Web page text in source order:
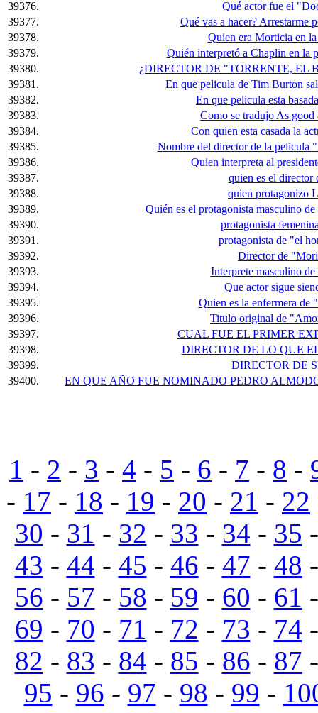
39376.
Qué actor fue el
39377.
Qué vas a hacer? Arrestarme
39378.
Quien era Morticia en
39379.
Quién interpretó a Chaplin en la
39380.
¿DIRECTOR DE "TORRENTE, EL
39381.
En que pelicula de Tim Burton
39382.
En que pelicula esta
39383.
Como se tradujo As good
39384.
Con quien esta casada la
39385.
Nombre del director de la pelicula
39386.
Quien interpreta al
39387.
quien es el director
39388.
quien protagonizo
39389.
Quién es el protagonista masculino
39390.
protagonista
39391.
protagonista de "el
39392.
Director de
39393.
Interprete masculino
39394.
Que actor sigue
39395.
Quien es la enfermera de
39396.
Titulo original de
39397.
CUAL FUE EL PRIMER
39398.
DIRECTOR DE LO QUE
39399.
DIRECTOR DE
39400.
EN QUE AÑO FUE NOMINADO PEDRO
1 - 2 - 3 - 4 - 5 - 6 - 7 - 8 -
- 17 - 18 - 19 - 20 - 21 - 22
30 - 31 - 32 - 33 - 34 - 35
43 - 44 - 45 - 46 - 47 - 48
56 - 57 - 58 - 59 - 60 - 61
69 - 70 - 71 - 72 - 73 - 74
82 - 83 - 84 - 85 - 86 - 87
95 - 96 - 97 - 98 - 99 -